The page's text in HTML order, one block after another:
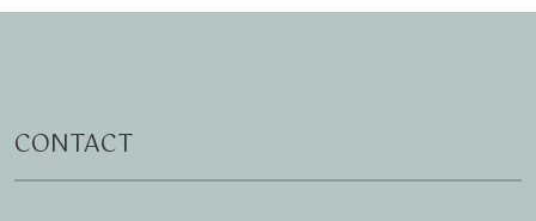
CONTACT